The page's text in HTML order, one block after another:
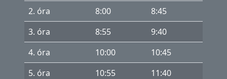
2. óra
8:00
8:45
3. óra
8:55
9:40
4. óra
10:00
10:45
5. óra
10:55
11:40